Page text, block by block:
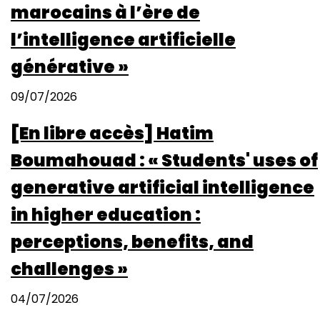
marocains à l’ère de
l’intelligence artificielle
générative »
09/07/2026
[En libre accès] Hatim
Boumahouad : « Students' uses of
generative artificial intelligence
in higher education :
perceptions, benefits, and
challenges »
04/07/2026